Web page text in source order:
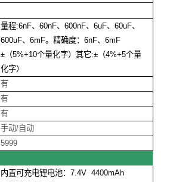
量程:6nF、60nF、600nF、6uF、60uF、
600uF、6mF。精确度：6nF、6mF
±（5%+10个量化字）其它:±（4%+5个量
化字）
有
有
有
手动/自动
5999
内置可充电锂电池：7.4V 4400mAh